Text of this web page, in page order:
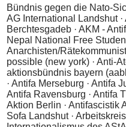
Bündnis gegen die Nato-
AG International Landshut
Berchtesgadeb · AKM -
Nepal National Free
Anarchisten/
possible (new york) · Anti-
aktionsbündnis bayern
· Antifa Merseburg · Antifa
Antifa Ravensburg · Antifa
Aktion Berlin · Antifascistik
Sofa Landshut ·